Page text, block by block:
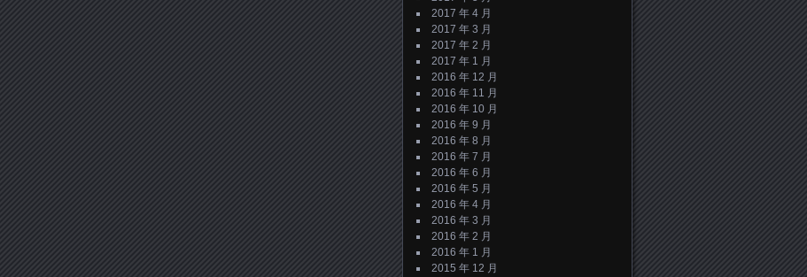
2017 年 4 月
2017 年 3 月
2017 年 2 月
2017 年 1 月
2016 年 12 月
2016 年 11 月
2016 年 10 月
2016 年 9 月
2016 年 8 月
2016 年 7 月
2016 年 6 月
2016 年 5 月
2016 年 4 月
2016 年 3 月
2016 年 2 月
2016 年 1 月
2015 年 12 月